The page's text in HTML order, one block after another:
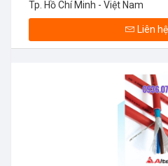
Tp. Hồ Chí Minh - Việt Nam
Liên